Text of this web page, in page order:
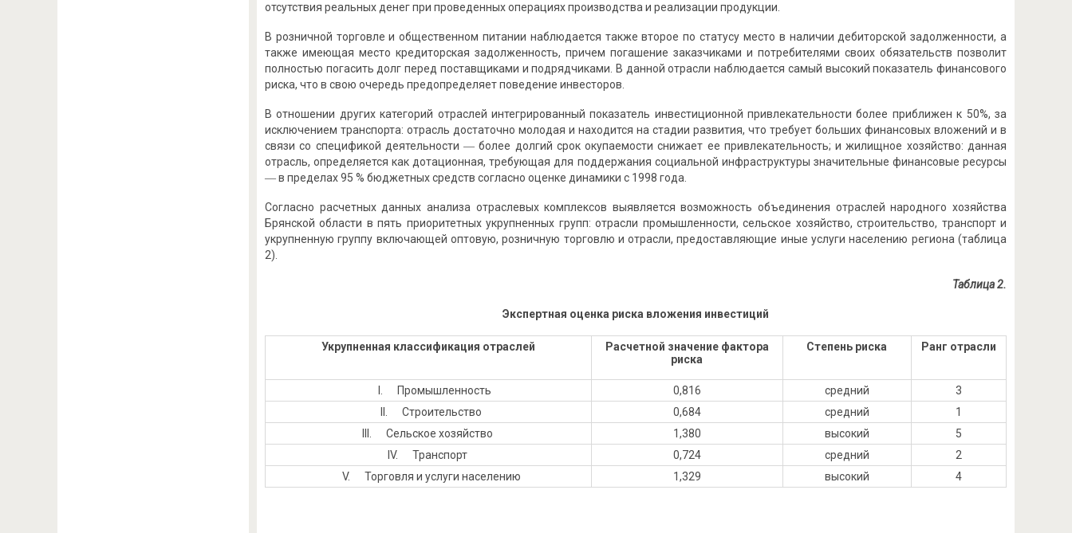
отсутствия реальных денег при проведенных операциях производства и реализации продукции.
В розничной торговле и общественном питании наблюдается также второе по статусу место в наличии дебиторской задолженности, а
также имеющая место кредиторская задолженность, причем погашение заказчиками и потребителями своих обязательств позволит
полностью погасить долг перед поставщиками и подрядчиками. В данной отрасли наблюдается самый высокий показатель финансового
риска, что в свою очередь предопределяет поведение инвесторов.
В отношении других категорий отраслей интегрированный показатель инвестиционной привлекательности более приближен к 50%, за
исключением транспорта: отрасль достаточно молодая и находится на стадии развития, что требует больших финансовых вложений и в
связи со спецификой деятельности ― более долгий срок окупаемости снижает ее привлекательность; и жилищное хозяйство: данная
отрасль, определяется как дотационная, требующая для поддержания социальной инфраструктуры значительные финансовые ресурсы
― в пределах 95 % бюджетных средств согласно оценке динамики с 1998 года.
Согласно расчетных данных анализа отраслевых комплексов выявляется возможность объединения отраслей народного хозяйства
Брянской области в пять приоритетных укрупненных групп: отрасли промышленности, сельское хозяйство, строительство, транспорт и
укрупненную группу включающей оптовую, розничную торговлю и отрасли, предоставляющие иные услуги населению региона (таблица
2).
Таблица 2.
Экспертная оценка риска вложения инвестиций
Укрупненная классифика­ция отраслей
Расчетной значение фактора
риска
Степень риска Ранг отрасли
I. Промыш­ленность 0,816 средний
3
II. Строи­тель­ство
0,684 средний
1
III. Сельское хозяйство
1,380 высокий
5
IV. Транс­порт
0,724 средний
2
V. Торговля и услуги на­селе­нию
1,329 высокий 4